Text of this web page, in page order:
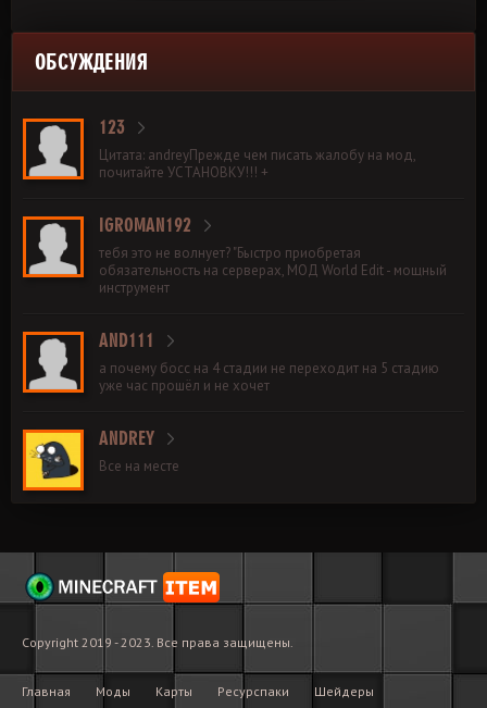
ОБСУЖДЕНИЯ
123
Цитата: andreyПрежде чем писать жалобу на мод,
почитайте УСТАНОВКУ!!! +
IGROMAN192
тебя это не волнует? "Быстро приобретая
обязательность на серверах, МОД World Edit - мощный
инструмент
AND111
а почему босс на 4 стадии не переходит на 5 стадию
уже час прошёл и не хочет
ANDREY
Все на месте
Copyright 2019 - 2023. Все права защищены.
Главная Моды Карты Ресурспаки Шейдеры